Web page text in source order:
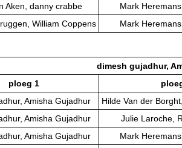
Aken, danny crabbe
Mark
William Coppens Mark
dimesh gujadhur,
ploeg 1
Amisha Gujadhur
Hilde Van der
Amisha Gujadhur
Julie Laroche,
Amisha Gujadhur
Mark